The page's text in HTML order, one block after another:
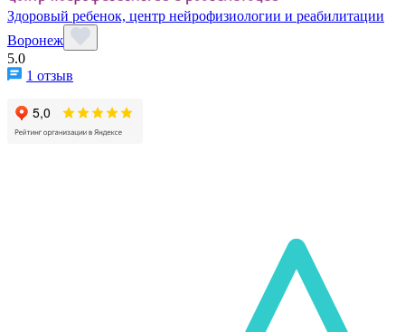
Здоровый ребенок, центр нейрофизиологии и реабилитации
Воронеж
5.0
1 отзыв